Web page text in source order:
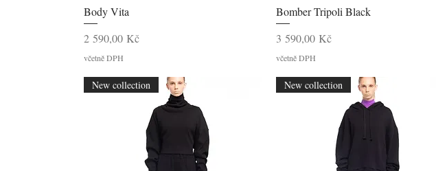
Body Vita
Cena
2 590,00 Kč
včetně DPH
Rychlý náhled
Bomber Tripoli Black
Cena
3 590,00 Kč
včetně DPH
New collection New collection